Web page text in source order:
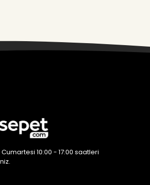
10:00 - 17:00 saatleri